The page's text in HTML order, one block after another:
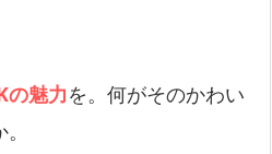
の魅力を。何がそのかわい